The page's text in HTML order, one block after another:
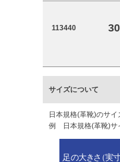
113440
サイズについて
日本規格(革靴)のサ
例 日本規格(革靴)サ